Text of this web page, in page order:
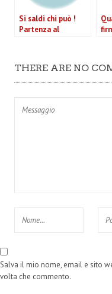
Si saldi chi può !
Partenza al
THERE ARE NO
Salva il mio nome, email e sito
volta che commento.